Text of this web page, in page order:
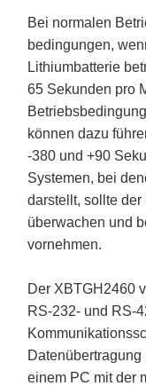
Bei normalen
bedingungen,
Lithiumbatterie
65 Sekunden pro
können dazu
-380 und +90
Systemen, bei
darstellt, sollte
überwachen und
vornehmen.
Der XBTGH2460
RS-232- und RS-
einem PC mit der